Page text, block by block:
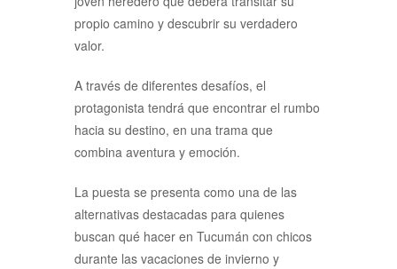
propio camino y descubrir su verdadero
valor.
A través de diferentes desafíos, el
protagonista tendrá que encontrar el rumbo
hacia su destino, en una trama que
combina aventura y emoción.
La puesta se presenta como una de las
alternativas destacadas para quienes
buscan qué hacer en Tucumán con chicos
durante las vacaciones de invierno y